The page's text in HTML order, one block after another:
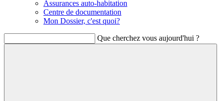
Assurances auto-habitation
Centre de documentation
Mon Dossier, c'est quoi?
Que cherchez vous aujourd'hui ?